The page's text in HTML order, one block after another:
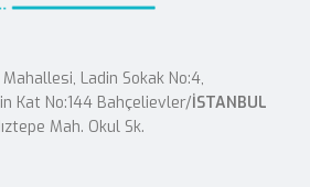
Ladin Sokak No:4,
Kat No:144 Bahçelievler/İSTANBUL
Mah. Okul Sk.